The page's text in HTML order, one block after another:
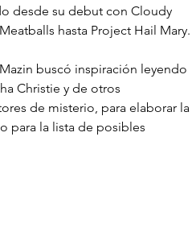
desde su debut con Cloudy
hasta Project Hail Mary.
buscó inspiración leyendo
Christie y de otros
de misterio, para elaborar la
para la lista de posibles